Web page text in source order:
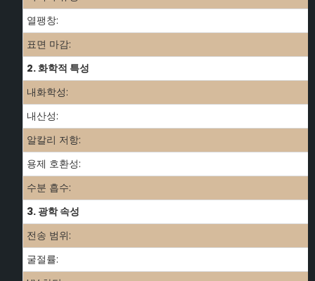
열팽창:
표면 마감:
2. 화학적 특성
내화학성:
내산성:
알칼리 저항:
용제 호환성:
수분 흡수:
3. 광학 속성
전송 범위:
굴절률: